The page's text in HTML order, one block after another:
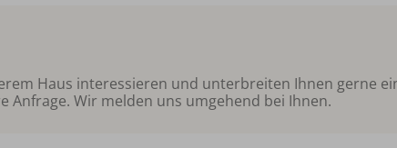
Haus interessieren und unterbreiten Ihnen gerne
Anfrage. Wir melden uns umgehend bei Ihnen.